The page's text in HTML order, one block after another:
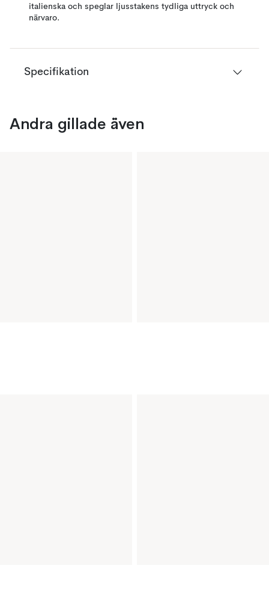
italienska och speglar ljusstakens tydliga uttryck och
närvaro.
Specifikation
Andra gillade även